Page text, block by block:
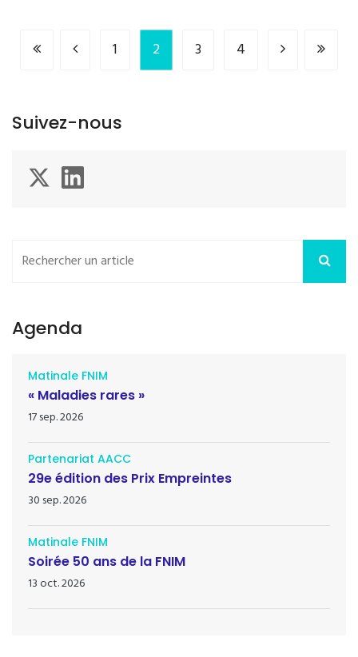
1 2 3 4
Suivez-nous
Agenda
Matinale FNIM
« Maladies rares »
17 sep. 2026
Partenariat AACC
29e édition des Prix Empreintes
30 sep. 2026
Matinale FNIM
Soirée 50 ans de la FNIM
13 oct. 2026